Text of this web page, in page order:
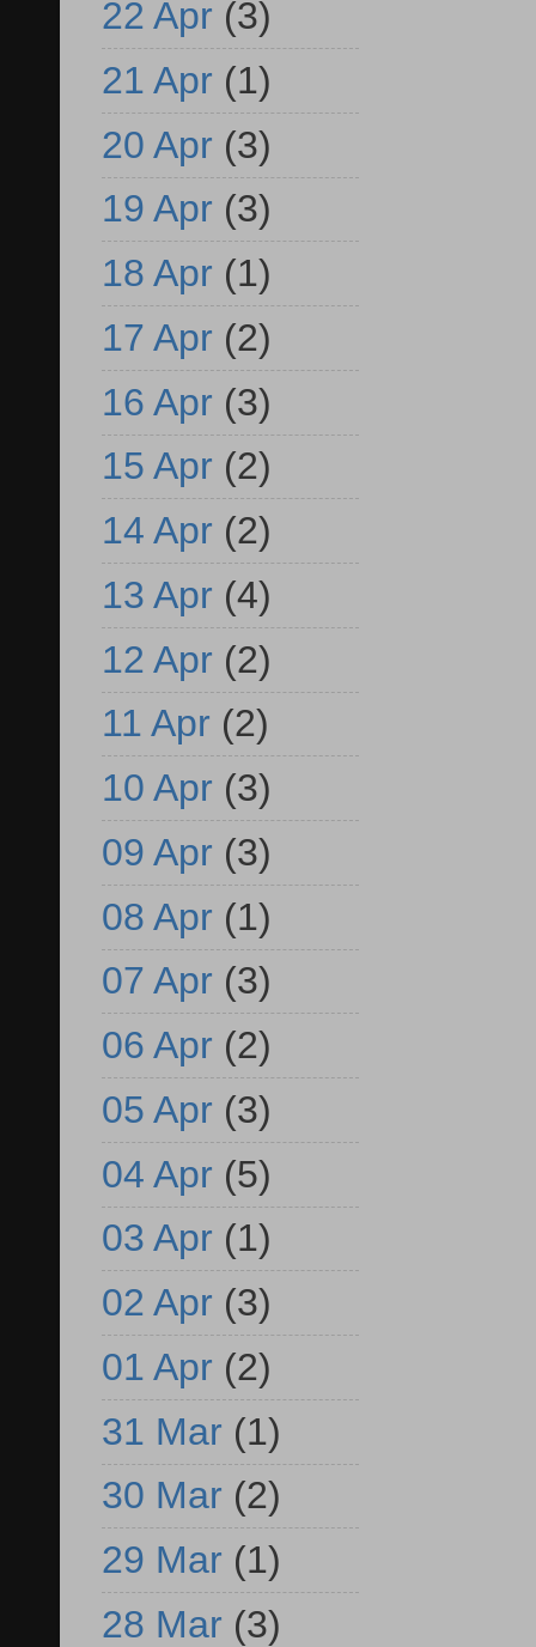
22 Apr (3)
21 Apr (1)
20 Apr (3)
19 Apr (3)
18 Apr (1)
17 Apr (2)
16 Apr (3)
15 Apr (2)
14 Apr (2)
13 Apr (4)
12 Apr (2)
11 Apr (2)
10 Apr (3)
09 Apr (3)
08 Apr (1)
07 Apr (3)
06 Apr (2)
05 Apr (3)
04 Apr (5)
03 Apr (1)
02 Apr (3)
01 Apr (2)
31 Mar (1)
30 Mar (2)
29 Mar (1)
28 Mar (3)